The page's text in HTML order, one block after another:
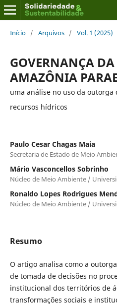
Início / Arquivos / Vol. 1 (2025)
GOVERNANÇA
AMAZÔNIA
uma análise no uso da outorga
recursos hídricos
Paulo Cesar Chagas Maia
Secretaria de Estado de Meio
Mário Vasconcellos Sobrinho
Núcleo de Meio Ambiente /
Ronaldo Lopes Rodrigues
Núcleo de Meio Ambiente /
Resumo
O artigo analisa como a
de tomada de decisões no
institucional dos territórios de
transformações sociais e